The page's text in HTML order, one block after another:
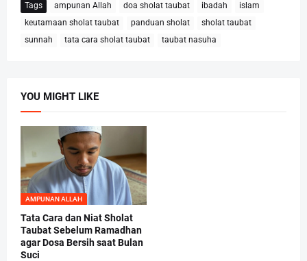
Tags ampunan Allah doa sholat taubat ibadah
islam
keutamaan sholat taubat
panduan sholat
sholat taubat
sunnah
tata cara sholat taubat taubat nasuha
YOU MIGHT LIKE
AMPUNAN ALLAH
Tata Cara dan Niat Sholat
Taubat Sebelum Ramadhan
agar Dosa Bersih saat Bulan
Suci